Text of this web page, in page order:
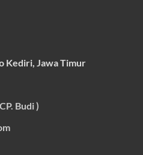
Kediri, Jawa Timur
Budi )